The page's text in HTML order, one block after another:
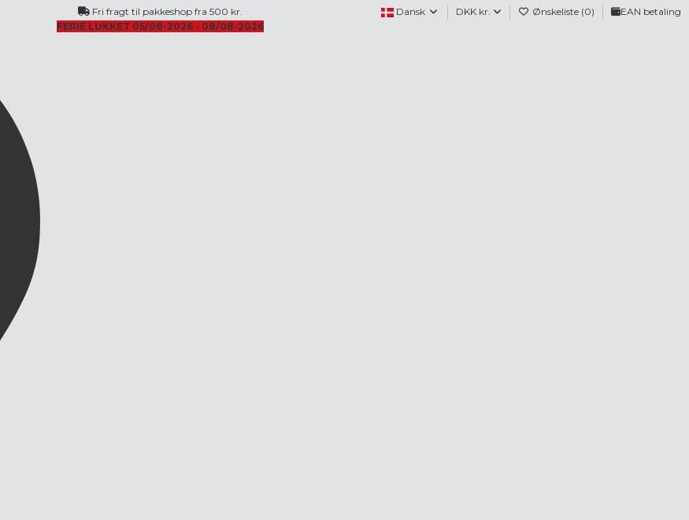
Fri fragt til pakkeshop fra 500 kr.
FERIE LUKKET 05/08-2026 - 08/08-2026
Dansk DKK kr. Ønskeliste (0) EAN betaling